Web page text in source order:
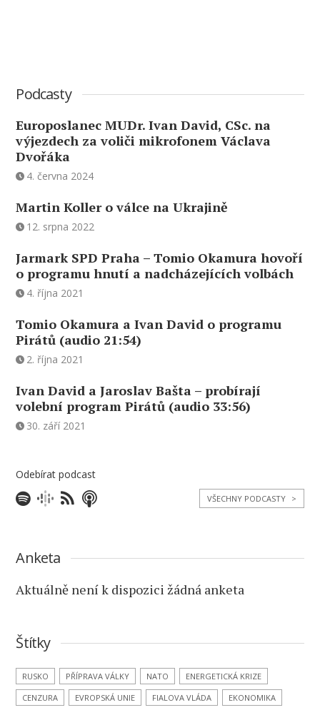
Podcasty
Europoslanec MUDr. Ivan David, CSc. na
výjezdech za voliči mikrofonem Václava
Dvořáka
4. června 2024
Martin Koller o válce na Ukrajině
12. srpna 2022
Jarmark SPD Praha – Tomio Okamura hovoří
o programu hnutí a nadcházejících volbách
4. října 2021
Tomio Okamura a Ivan David o programu
Pirátů (audio 21:54)
2. října 2021
Ivan David a Jaroslav Bašta – probírají
volební program Pirátů (audio 33:56)
30. září 2021
Odebírat podcast
VŠECHNY PODCASTY >
Anketa
Aktuálně není k dispozici žádná anketa
Štítky
RUSKO PŘÍPRAVA VÁLKY NATO
ENERGETICKÁ KRIZE
CENZURA
EVROPSKÁ UNIE FIALOVA VLÁDA
EKONOMIKA